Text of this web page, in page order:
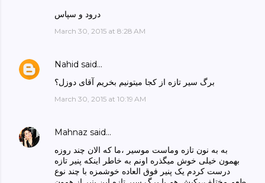
درود و سپاس
March 30, 2015 at 8:28 AM
Nahid said…
برگ سیر تازه از کجا میتونیم بخریم آقای دوزل؟
March 30, 2015 at 10:19 AM
Mahnaz said…
به به نون تازه وماست موسیر ،ما که الان چند روزه
بهمون خیلی خوش میگذره اونم به خاطر اینکه پنیر تازه
درست کردم یک پنیر فوق العاده خوشمزه با چند نوع